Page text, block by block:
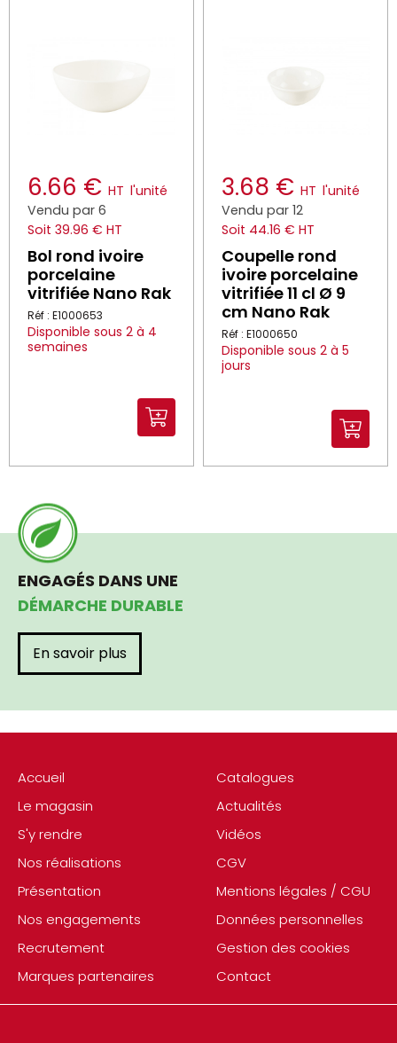
6.66 € HT l'unité
Vendu par 6
Soit 39.96 € HT
Bol rond ivoire
porcelaine
vitrifiée Nano Rak
Réf : E1000653
Disponible sous 2 à 4
semaines
3.68 € HT l'unité
Vendu par 12
Soit 44.16 € HT
Coupelle rond
ivoire porcelaine
vitrifiée 11 cl Ø 9
cm Nano Rak
Réf : E1000650
Disponible sous 2 à 5
jours
Accueil
Le magasin
S'y rendre
Nos réalisations
Présentation
Nos engagements
Recrutement
Marques partenaires
Catalogues
Actualités
Vidéos
CGV
Mentions légales / CGU
Données personnelles
Gestion des cookies
Contact
ENGAGÉS DANS UNE
DÉMARCHE DURABLE
En savoir plus